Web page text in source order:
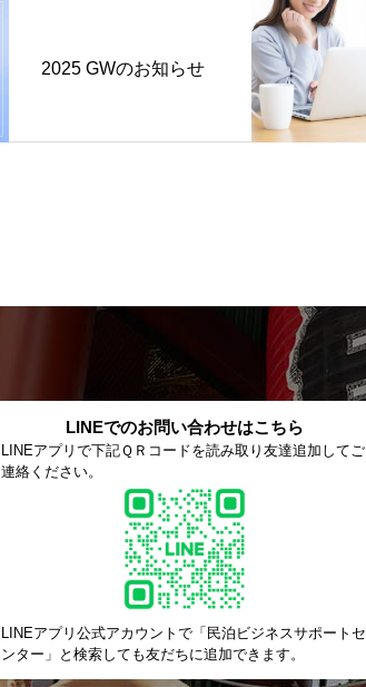
2025 GWのお知らせ
LINEでのお問い合わせはこちら
LINEアプリで下記ＱＲコードを読み取り友達追加してご
連絡ください。
LINEアプリ公式アカウントで「民泊ビジネスサポートセ
ンター」と検索しても友だちに追加できます。